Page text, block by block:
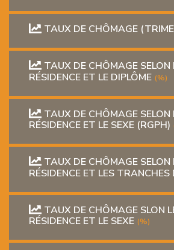
TAUX DE CHÔMAGE
TAUX DE CHÔMAGE SELON
RÉSIDENCE ET LE DIPLÔME (%)
TAUX DE CHÔMAGE SELON
RÉSIDENCE ET LE SEXE (RGPH)
TAUX DE CHÔMAGE SELON
RÉSIDENCE ET LES TRANCHES
TAUX DE CHÔMAGE SLON
RÉSIDENCE ET LE SEXE (%)